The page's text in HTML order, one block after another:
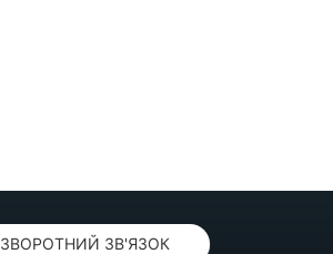
ЗВОРОТНИЙ ЗВ'ЯЗОК